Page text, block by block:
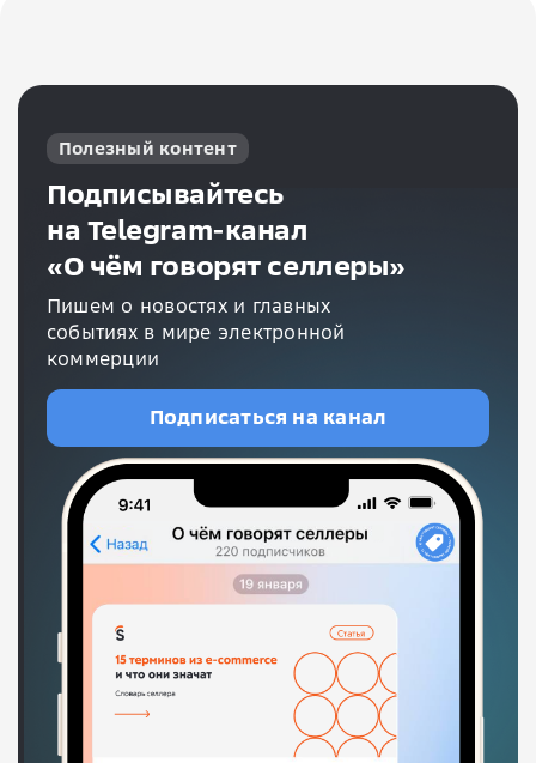
Полезный контент
Подписывайтесь
на Telegram-канал
«О чём говорят селлеры»
Пишем о новостях и главных
событиях в мире электронной
коммерции
Подписаться на канал